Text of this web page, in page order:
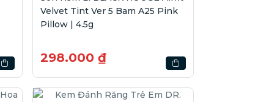
Velvet Tint Ver 5 Bam A25 Pink
Pillow | 4.5g
298.000 ₫